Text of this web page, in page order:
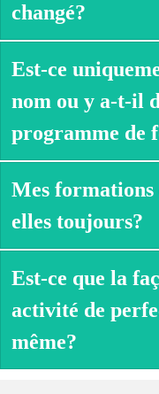
changé?
Est-ce
nom ou y a-t-il
programme de
Mes formations
elles toujours?
Est-ce que la
activité de
même?